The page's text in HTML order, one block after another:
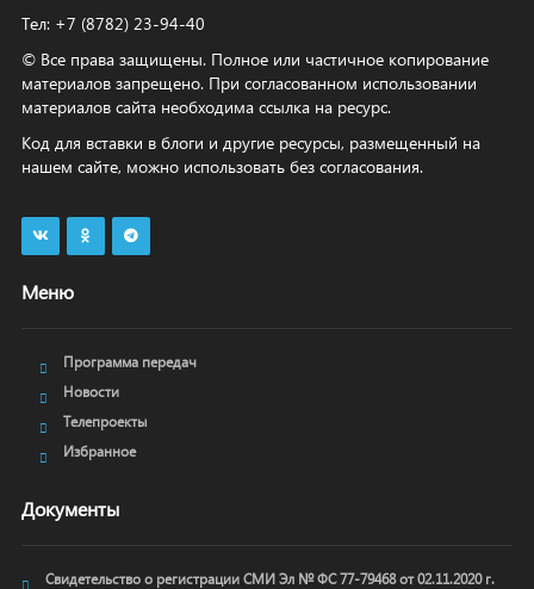
Тел: +7 (8782) 23‑94‑40
© Все права защищены. Полное или частичное копирование
материалов запрещено. При согласованном использовании
материалов сайта необходима ссылка на ресурс.
Код для вставки в блоги и другие ресурсы, размещенный на
нашем сайте, можно использовать без согласования.
Меню
Программа передач
Новости
Телепроекты
Избранное
Документы
Свидетельство о регистрации СМИ Эл № ФС 77-79468 от 02.11.2020 г.